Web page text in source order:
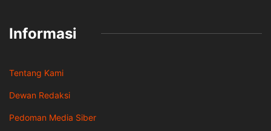
Informasi
Tentang Kami
Dewan Redaksi
Pedoman Media Siber